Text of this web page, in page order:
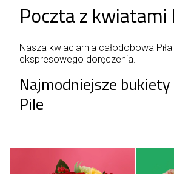
Poczta z kwiatami
Nasza kwiaciarnia całodobowa
ekspresowego doręczenia.
Najmodniejsze
Pile